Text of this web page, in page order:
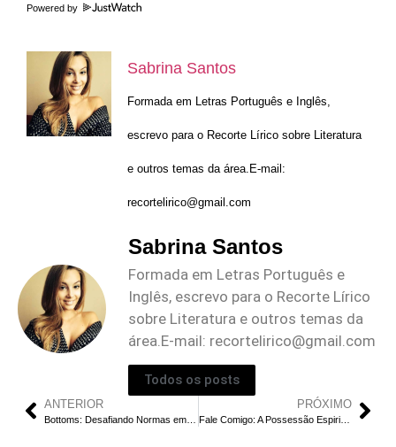
Powered by
Sabrina Santos
Formada em Letras Português e Inglês,
escrevo para o Recorte Lírico sobre Literatura
e outros temas da área.E-mail:
recortelirico@gmail.com
Sabrina Santos
Formada em Letras Português e
Inglês, escrevo para o Recorte Lírico
sobre Literatura e outros temas da
área.E-mail: recortelirico@gmail.com
Todos os posts
ANTERIOR PRÓXIMO
Fale Comigo: A Possessão Espiritual Reinventada no Cinema de Horror Moderno